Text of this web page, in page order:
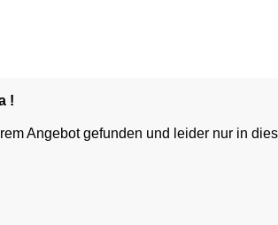
!
Angebot gefunden und leider nur in